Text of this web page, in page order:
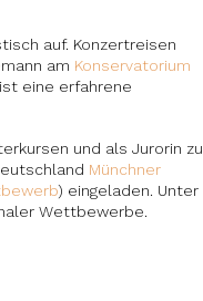
auf. Konzertreisen
am Konservatorium
eine erfahrene
und als Jurorin zu
Münchner
) eingeladen. Unter
Wettbewerbe.